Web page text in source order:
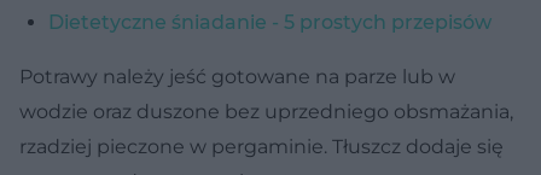
Dietetyczne śniadanie - 5 prostych przepisów
Potrawy należy jeść gotowane na parze lub w
wodzie oraz duszone bez uprzedniego obsmażania,
rzadziej pieczone w pergaminie. Tłuszcz dodaje się